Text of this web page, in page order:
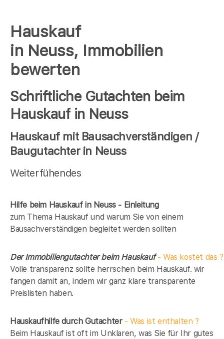
Hauskauf
in Neuss, Immobilien
bewerten
Schriftliche Gutachten beim
Hauskauf in Neuss
Hauskauf mit Bausachverständigen /
Baugutachter in Neuss
Weiterfühendes
Hilfe beim Hauskauf in Neuss - Einleitung
zum Thema Hauskauf und warum Sie von einem
Bausachverständigen begleitet werden sollten
Der Immobiliengutachter beim Hauskauf- Was kostet das ?
Volle transparenz sollte herrschen beim Hauskauf. wir
fangen damit an, indem wir ganz klare transparente
Preislisten haben.
Hauskaufhilfe durch Gutachter- Was ist enthalten ?
Beim Hauskauf ist oft im Unklaren, was Sie für Ihr gutes